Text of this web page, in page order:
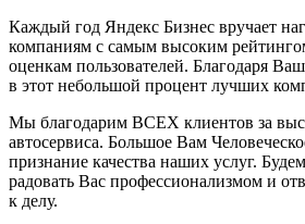
Каждый год Яндекс Бизнес вручает
компаниям с самым высоким
оценкам пользователей. Благодаря
в этот небольшой процент лучших
Мы благодарим ВСЕХ клиентов за
автосервиса. Большое Вам
признание качества наших услуг.
радовать Вас профессионализмом и
к делу.